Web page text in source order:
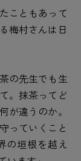
こともあって
梅村さんは日
の先生でも生
。抹茶ってど
が違うのか。
っていくこと
の垣根を越え